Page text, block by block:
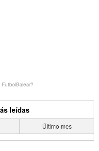
FutbolBalear?
leídas
Último mes